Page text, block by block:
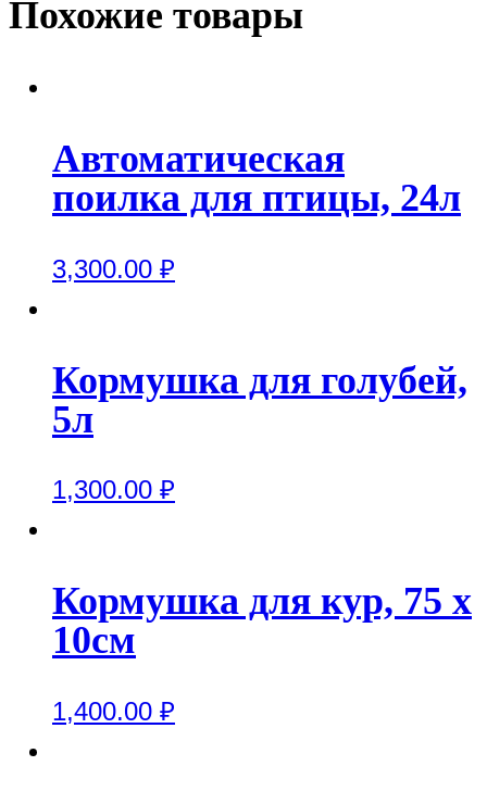
Похожие товары
Автоматическая
поилка для птицы, 24л
3,300.00 ₽
Кормушка для голубей,
5л
1,300.00 ₽
Кормушка для кур, 75 х
10см
1,400.00 ₽